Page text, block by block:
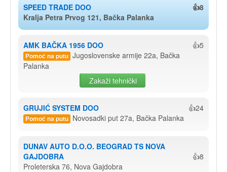
SPEED TRADE DOO
👍8
Kralja Petra Prvog 121, Bačka Palanka
AMK BAČKA 1956 DOO 👍5
Pomoć na putu Jugoslovenske armije 22a, Bačka
Palanka
Zakaži tehnički
GRUJIĆ SYSTEM DOO 👍24
Pomoć na putu Novosadki put 27a, Bačka Palanka
DUNAV AUTO D.O.O. BEOGRAD TS NOVA
GAJDOBRA
👍8
Proleterska 76, Nova Gajdobra